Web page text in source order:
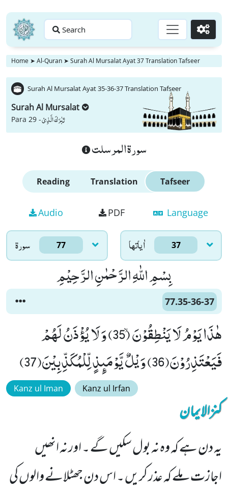
Search Go
Home ➤ Al-Quran ➤ Surah Al Mursalat Ayat 37 Translation Tafseer
Surah Al Mursalat Ayat 35-36-37 Translation Tafseer
Surah Al Mursalat
Para 29 -تَبٰرَكَ الَّذِیْ
سورة المرسلت
Reading Translation Tafseer
Audio PDF Language
سورۃ 77 اٰياتها 37
بِسْمِ اللّٰهِ الرَّحْمٰنِ الرَّحِیْمِ
77.35-36-37
هٰذَا یَوْمُ لَا یَنْطِقُوْنَۙ (35) وَ لَا یُؤْذَنُ لَهُمْ
فَیَعْتَذِرُوْنَ(36) وَیْلٌ یَّوْمَىٕذٍ لِّلْمُكَذِّبِیْنَ(37)
Kanz ul Iman Kanz ul Irfan
کنزالایمان
یہ دن ہے کہ وہ نہ بول سکیں گے ۔ اور نہ انھیں
اجازت ملے کہ عذر کریں ۔ اس دن جھٹلانے والوں کی